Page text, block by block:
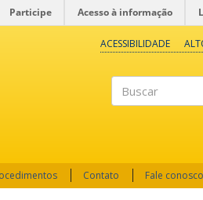
Participe Acesso à informação
ACESSIBILIDADE
Contato Fale conosco